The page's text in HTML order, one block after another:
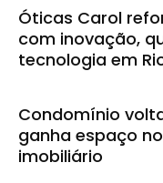
Óticas Carol
com inovação,
tecnologia em
Condomínio
ganha espaço
imobiliário